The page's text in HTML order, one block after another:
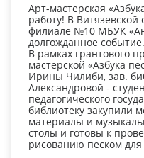
Арт-мастерская
работу! В Витязевской
филиале №10 МБУК
долгожданное событие.
В рамках грантового
мастерской «Азбука
Ирины Чилиби, зав.
Александровой -
педагогического
библиотеку закупили
материалы и
столы и готовы к
рисованию песком для